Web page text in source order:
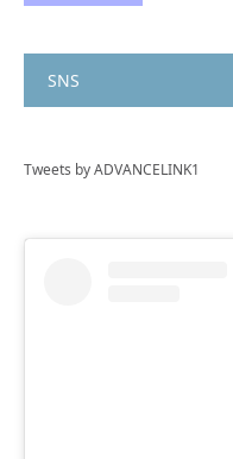
SNS
Tweets by ADVANCELINK1